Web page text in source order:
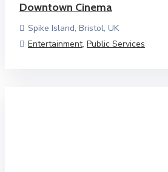
Downtown Cinema
Spike Island, Bristol, UK
Entertainment, Public Services